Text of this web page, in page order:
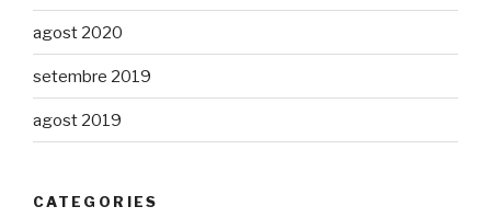
agost 2020
setembre 2019
agost 2019
CATEGORIES